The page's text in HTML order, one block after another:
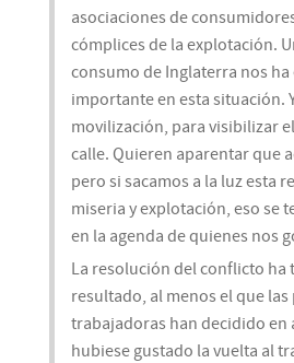
asociaciones de
cómplices de la explotación.
consumo de Inglaterra nos
importante en esta situación.
movilización, para visibilizar
calle. Quieren aparentar que
pero si sacamos a la luz esta
miseria y explotación, eso se
en la agenda de quienes nos
La resolución del conflicto ha
resultado, al menos el que las
trabajadoras han decidido en
hubiese gustado la vuelta al